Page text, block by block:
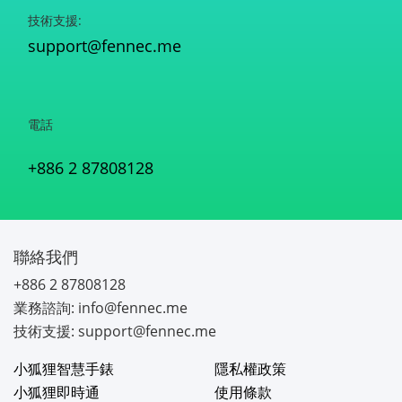
技術支援:
support@fennec.me
電話
+886 2 87808128
聯絡我們
+886 2 87808128
業務諮詢: info@fennec.me
技術支援: support@fennec.me
小狐狸智慧手錶
小狐狸即時通
隱私權政策
使用條款